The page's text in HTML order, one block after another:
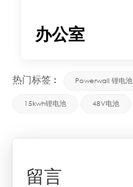
办公室
热门标签 : Powerwall 锂电池
15kwh锂电池 48V电池
留言